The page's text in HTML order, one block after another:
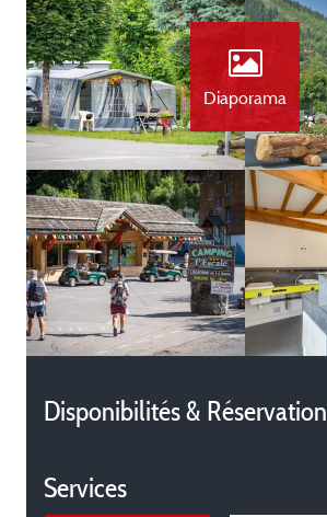
Diaporama
Disponibilités & Réservation
Services